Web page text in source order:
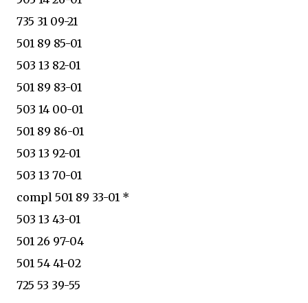
735 31 09-21
501 89 85-01
503 13 82-01
501 89 83-01
503 14 00-01
501 89 86-01
503 13 92-01
503 13 70-01
compl 501 89 33-01 *
503 13 43-01
501 26 97-04
501 54 41-02
725 53 39-55